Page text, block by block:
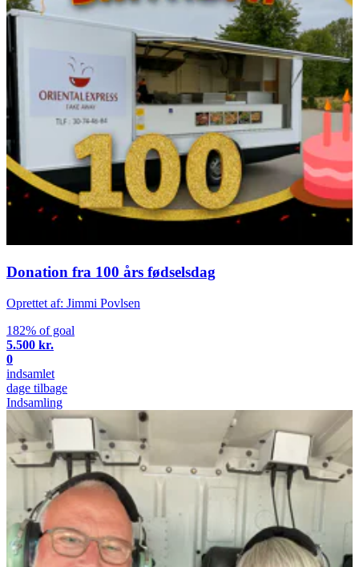
Donation fra 100 års fødselsdag
Oprettet af: Jimmi Povlsen
182% of goal
5.500 kr.
0
indsamlet
dage tilbage
Indsamling